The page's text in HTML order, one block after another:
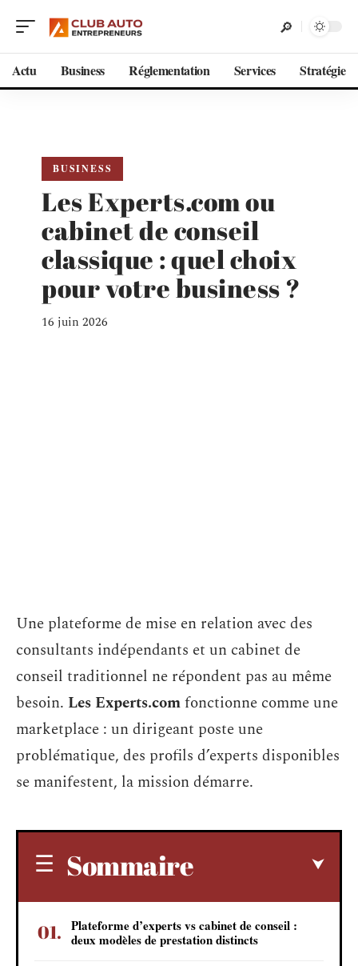
Actu Business Réglementation Services Stratégie
BUSINESS
Les Experts.com ou
cabinet de conseil
classique : quel choix
pour votre business ?
16 juin 2026
Une plateforme de mise en relation avec des
consultants indépendants et un cabinet de
conseil traditionnel ne répondent pas au même
besoin. Les Experts.comfonctionne comme une
marketplace : un dirigeant poste une
problématique, des profils d’experts disponibles
se manifestent, la mission démarre.
Sommaire
Plateforme d’experts vs cabinet de conseil :
deux modèles de prestation distincts